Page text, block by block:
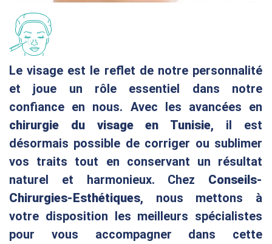
Le visage est le reflet de notre personnalité
et joue un rôle essentiel dans notre
confiance en nous. Avec les avancées en
chirurgie du visage en Tunisie, il est
désormais possible de corriger ou sublimer
vos traits tout en conservant un résultat
naturel et harmonieux. Chez Conseils-
Chirurgies-Esthétiques, nous mettons à
votre disposition les meilleurs spécialistes
pour vous accompagner dans cette